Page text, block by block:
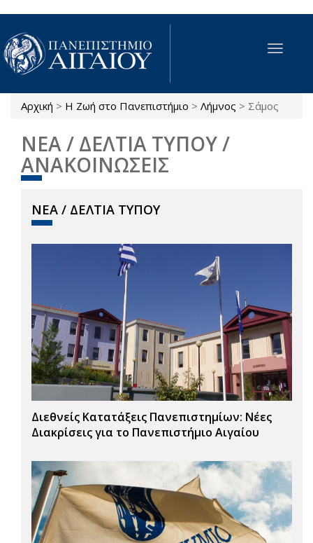
Παράκαμψη προς το κυρίως περιεχόμενο
Toggle
Είστε εδώ
Αρχική > Η Ζωή στο Πανεπιστήμιο > Λήμνος > Σάμος
ΝΕΑ / ΔΕΛΤΙΑ ΤΥΠΟΥ /
ΑΝΑΚΟΙΝΩΣΕΙΣ
ΝΕΑ / ΔΕΛΤΙΑ ΤΥΠΟΥ
Διεθνείς Κατατάξεις Πανεπιστημίων: Νέες
Διακρίσεις για το Πανεπιστήμιο Αιγαίου